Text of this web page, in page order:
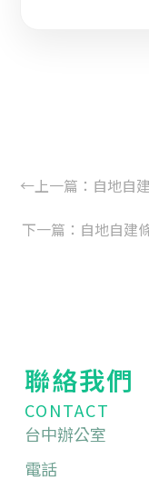
←上一篇： 自地自建
下一篇： 自地自建
聯絡我們
CONTACT
台中辦公室
電話